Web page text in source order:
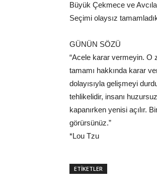
Büyük Çekmece ve
Seçimi olaysız
GÜNÜN SÖZÜ
“Acele karar vermeyin. O
tamamı hakkında karar
dolayısıyla gelişmeyi
tehlikelidir, insanı
kapanırken yenisi açılır.
görürsünüz.”
*Lou Tzu
ETİKETLER